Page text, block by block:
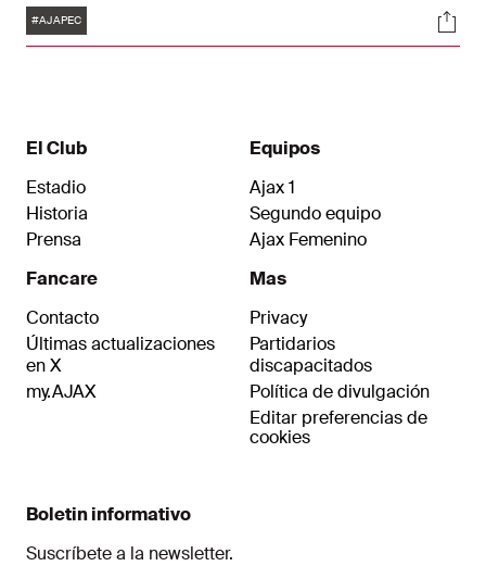
partido, pero el ambiente ha sido estupendo. El
equipo también ha tenido que ver en ello. Hemos
Etiquetas
#AJAPEC
El Club
Estadio
Historia
Prensa
Fancare
Contacto
Últimas actualizaciones
en X
my.AJAX
Equipos
Ajax 1
Segundo equipo
Ajax Femenino
Mas
Privacy
Partidarios
discapacitados
Política de divulgación
Editar preferencias de
cookies
Boletin informativo
Suscríbete a la newsletter.